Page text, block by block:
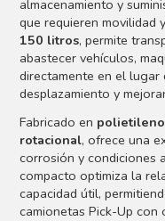
almacenamiento y
que requieren movilidad
150 litros, permite
abastecer vehículos,
directamente en el lugar
desplazamiento y
Fabricado en
rotacional, ofrece una
corrosión y condiciones
compacto optimiza la
capacidad útil,
camionetas Pick-Up